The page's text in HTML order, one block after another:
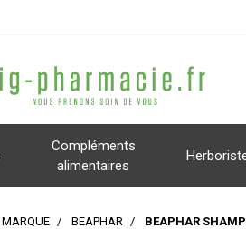
Compléments
alimentaires
MARQUE BEAPHAR BEAPHAR